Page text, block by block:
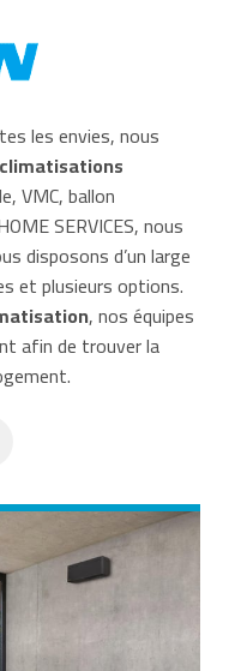
les envies, nous
VMC, ballon
SERVICES, nous
disposons d’un large
et plusieurs options.
, nos équipes
afin de trouver la